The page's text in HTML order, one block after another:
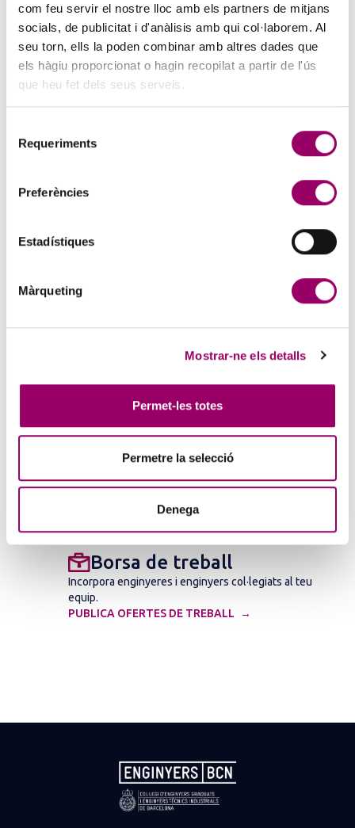
com feu servir el nostre lloc amb els partners de mitjans
socials, de publicitat i d'anàlisis amb qui col·laborem. Al
seu torn, ells la poden combinar amb altres dades que
els hàgiu proporcionat o hagin recopilat a partir de l'ús
que heu fet dels seus serveis.
Requeriments
Preferències
Estadístiques
Màrqueting
Mostrar-ne els detalls
Permet-les totes
Permetre la selecció
Denega
BUSCAR →
INFORMACIÓ LEGAL
consumidors i usuaris les dades professionals dels/de
article 10 de la Llei estatal 2/1974, de 13 de febrer, de
Guia de professionals
contractar els serveis d’un enginyer.
Registre de certificadors
energètics
certificació.
REGISTRE DE CERTIFICADORS ENERGÈTICS
Borsa de treball
Incorpora enginyeres i enginyers col·legiats al teu
equip.
PUBLICA OFERTES DE TREBALL